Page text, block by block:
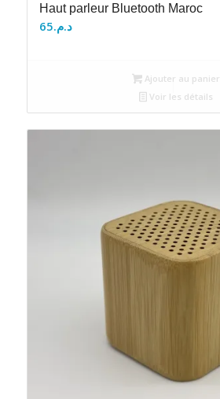
Haut parleur Bluetooth Maroc
د.م.65
Ajouter au panier
Voir les détails